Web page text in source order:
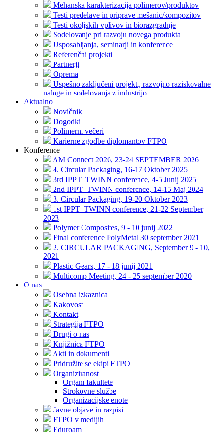
Mehanska karakterizacija polimerov/produktov
Testi predelave in priprave mešanic/kompozitov
Testi okoljskih vplivov in biorazgradnje
Sodelovanje pri razvoju novega produkta
Usposabljanja, seminarji in konference
Referenčni projekti
Partnerji
Oprema
Uspešno zaključeni projekti, razvojno raziskovalne
naloge in sodelovanja z industrijo
Aktualno
Novičnik
Dogodki
Polimerni večeri
Karierne zgodbe diplomantov FTPO
Konference
AM Connect 2026, 23-24 SEPTEMBER 2026
4. Circular Packaging, 16-17 Oktober 2025
3rd IPPT_TWINN conference, 4-5 Junij 2025
2nd IPPT_TWINN conference, 14-15 Maj 2024
3. Circular Packaging, 19-20 Oktober 2023
1st IPPT_TWINN conference, 21-22 September
2023
Polymer Composites, 9 - 10 junij 2022
Final conference PolyMetal 30 september 2021
2. CIRCULAR PACKAGING, September 9 - 10,
2021
Plastic Gears, 17 - 18 junij 2021
Multicomp Meeting, 24 - 25 september 2020
O nas
Osebna izkaznica
Kakovost
Kontakt
Strategija FTPO
Drugi o nas
Knjižnica FTPO
Akti in dokumenti
Pridružite se ekipi FTPO
Organiziranost
Organi fakultete
Strokovne službe
Organizacijske enote
Javne objave in razpisi
FTPO v medijih
Eduroam